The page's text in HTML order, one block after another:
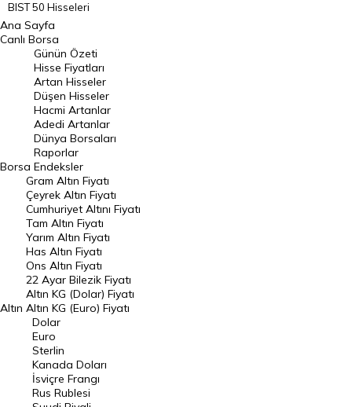
BIST 50 Hisseleri
BIST 100 Hisseleri
En Çok Artan Hisseler
En Çok Düşen Hisseler
Hacmi Artanlar
Geçmiş Kapanışlar
Dünya Borsaları
Raporlar
Endeksler
DÖVİZ
Döviz Kuru
Dolar Kuru
Euro Kuru
Pound Kuru
Frank Kuru
Riyal Kuru
Ana Sayfa
Canlı Borsa
Borsa
Günün Özeti
Hisse Fiyatları
Artan Hisseler
Düşen Hisseler
Hacmi Artanlar
Adedi Artanlar
Dünya Borsaları
Raporlar
Endeksler
Altın
Gram Altın Fiyatı
Çeyrek Altın Fiyatı
Cumhuriyet Altını Fiyatı
Tam Altın Fiyatı
Yarım Altın Fiyatı
Has Altın Fiyatı
Ons Altın Fiyatı
22 Ayar Bilezik Fiyatı
Altın KG (Dolar) Fiyatı
Altın KG (Euro) Fiyatı
Dolar
Euro
Sterlin
Kanada Doları
İsviçre Frangı
Rus Rublesi